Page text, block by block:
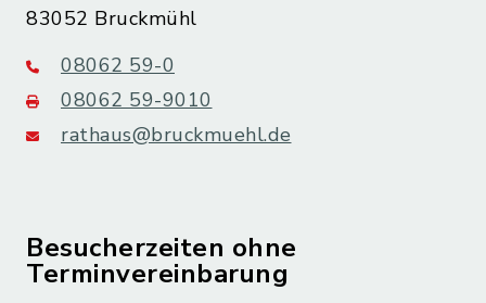
83052 Bruckmühl
08062 59-0
08062 59-9010
rathaus@bruckmuehl.de
Besucherzeiten ohne
Terminvereinbarung